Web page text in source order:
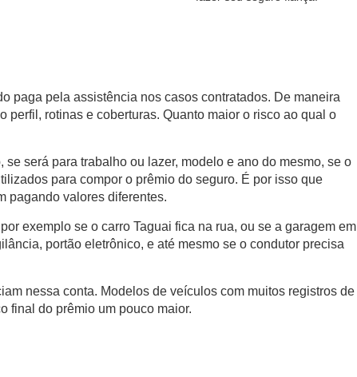
paga pela assistência nos casos contratados. De maneira
perfil, rotinas e coberturas. Quanto maior o risco ao qual o
será para trabalho ou lazer, modelo e ano do mesmo, se o
para compor o prêmio do seguro. É por isso que
pagando valores diferentes.
exemplo se o carro Taguai fica na rua, ou se a garagem em
portão eletrônico, e até mesmo se o condutor precisa
nessa conta. Modelos de veículos com muitos registros de
final do prêmio um pouco maior.